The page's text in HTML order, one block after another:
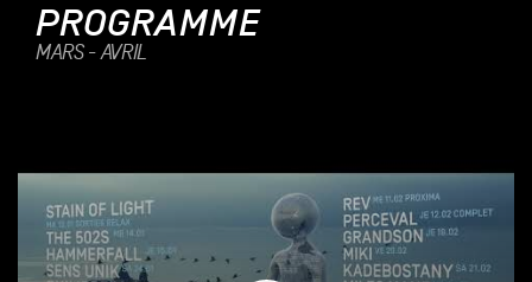
PROGRAMME
MARS - AVRIL